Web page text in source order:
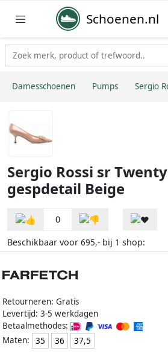
Schoenen.nl
Damesschoenen Pumps Sergio
Sergio Rossi sr
gespdetail Beige
0
Beschikbaar voor 695,- bij 1 shop:
Retourneren: Gratis
Levertijd: 3-5 werkdagen
Betaalmethodes:
Maten:
35 36 37,5